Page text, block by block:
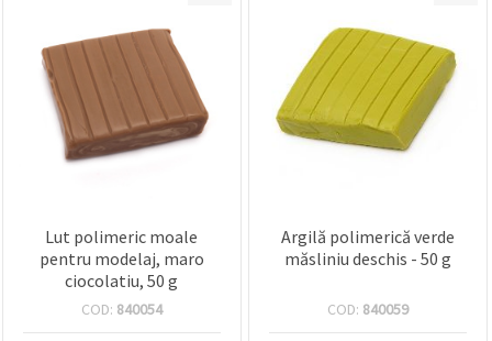
Lut polimeric moale
pentru modelaj, maro
ciocolatiu, 50 g
COD: 840054
Argilă polimerică verde
măsliniu deschis - 50 g
COD: 840059